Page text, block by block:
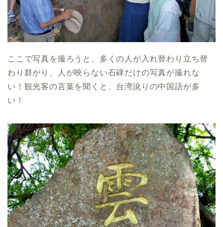
ここで写真を撮ろうと、多くの人が入れ替わり立ち替
わり群がり、人が映らない石碑だけの写真が撮れな
い！観光客の言葉を聞くと、台湾訛りの中国語が多
い！